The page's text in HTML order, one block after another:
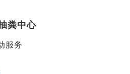
粪中心
服务